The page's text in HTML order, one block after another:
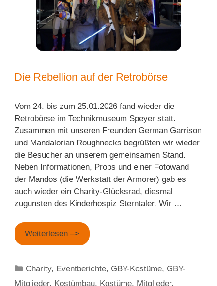
Die Rebellion auf der Retrobörse
Vom 24. bis zum 25.01.2026 fand wieder die
Retrobörse im Technikmuseum Speyer statt.
Zusammen mit unseren Freunden German Garrison
und Mandalorian Roughnecks begrüßten wir wieder
die Besucher an unserem gemeinsamen Stand.
Neben Informationen, Props und einer Fotowand
der Mandos (die Werkstatt der Armorer) gab es
auch wieder ein Charity-Glücksrad, diesmal
zugunsten des Kinderhospiz Sterntaler. Wir …
Weiterlesen –>
Kategorien
Charity, Eventberichte, GBY-Kostüme, GBY-
Mitglieder, Kostümbau, Kostüme, Mitglieder,